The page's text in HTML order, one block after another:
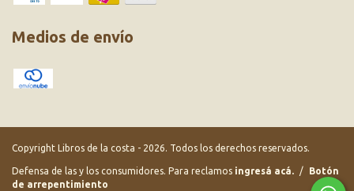
Medios de envío
Copyright Libros de la costa - 2026. Todos los derechos reservados.
Defensa de las y los consumidores. Para reclamos ingresá acá. /
Botón
de arrepentimiento